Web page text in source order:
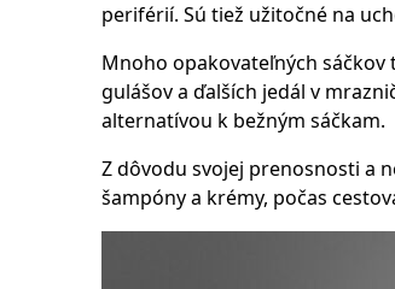
periférií. Sú tiež užitočné na
Mnoho opakovateľných sáčkov
gulášov a ďalších jedál v
alternatívou k bežným sáčkam.
Z dôvodu svojej prenosnosti a
šampóny a krémy, počas